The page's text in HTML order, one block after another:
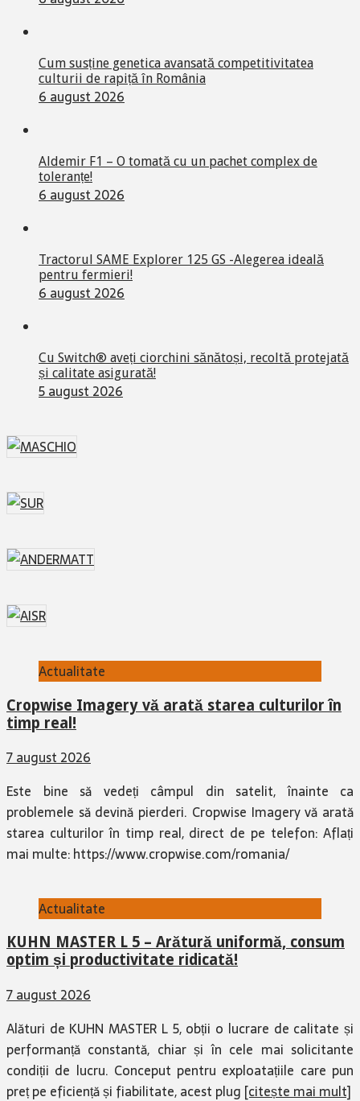
Cum susține genetica avansată competitivitatea
culturii de rapiță în România
6 august 2026
Aldemir F1 – O tomată cu un pachet complex de
toleranțe!
6 august 2026
Tractorul SAME Explorer 125 GS -Alegerea ideală
pentru fermieri!
6 august 2026
Cu Switch® aveți ciorchini sănătoși, recoltă protejată
și calitate asigurată!
5 august 2026
Actualitate
Cropwise Imagery vă arată starea culturilor în
timp real!
7 august 2026
Este bine să vedeți câmpul din satelit, înainte ca
problemele să devină pierderi. Cropwise Imagery vă arată
starea culturilor în timp real, direct de pe telefon: Aflați
mai multe: https://www.cropwise.com/romania/
Actualitate
KUHN MASTER L 5 – Arătură uniformă, consum
optim și productivitate ridicată!
7 august 2026
Alături de KUHN MASTER L 5, obții o lucrare de calitate și
performanță constantă, chiar și în cele mai solicitante
condiții de lucru. Conceput pentru exploatațiile care pun
preț pe eficiență și fiabilitate, acest plug [citește mai mult]